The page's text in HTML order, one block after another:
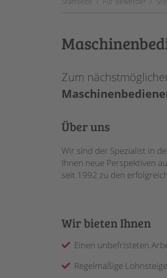
Zum
Über uns
Wir sind der Spezialist in
Ihnen neue Perspektiven
seit 1992 zu den
Wir bieten Ihnen
Einen unbefristeten
Regelmäßige